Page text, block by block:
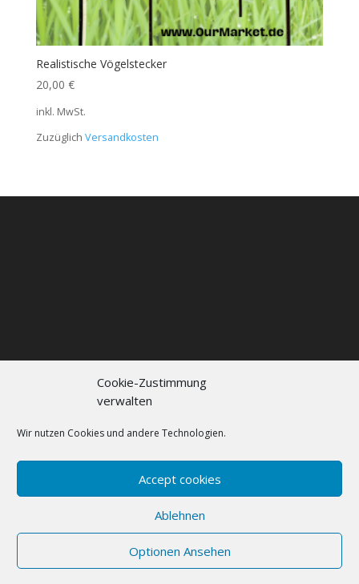
Cookie-Zustimmung
verwalten
Wir nutzen Cookies und andere Technologien.
Accept cookies
Ablehnen
Optionen Ansehen
Realistische Vögelstecker
20,00 €
inkl. MwSt.
Zuzüglich Versandkosten
Kontakt
Elegant Themes
WordPress